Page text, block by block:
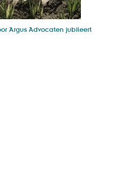
Argus Advocaten jubileert